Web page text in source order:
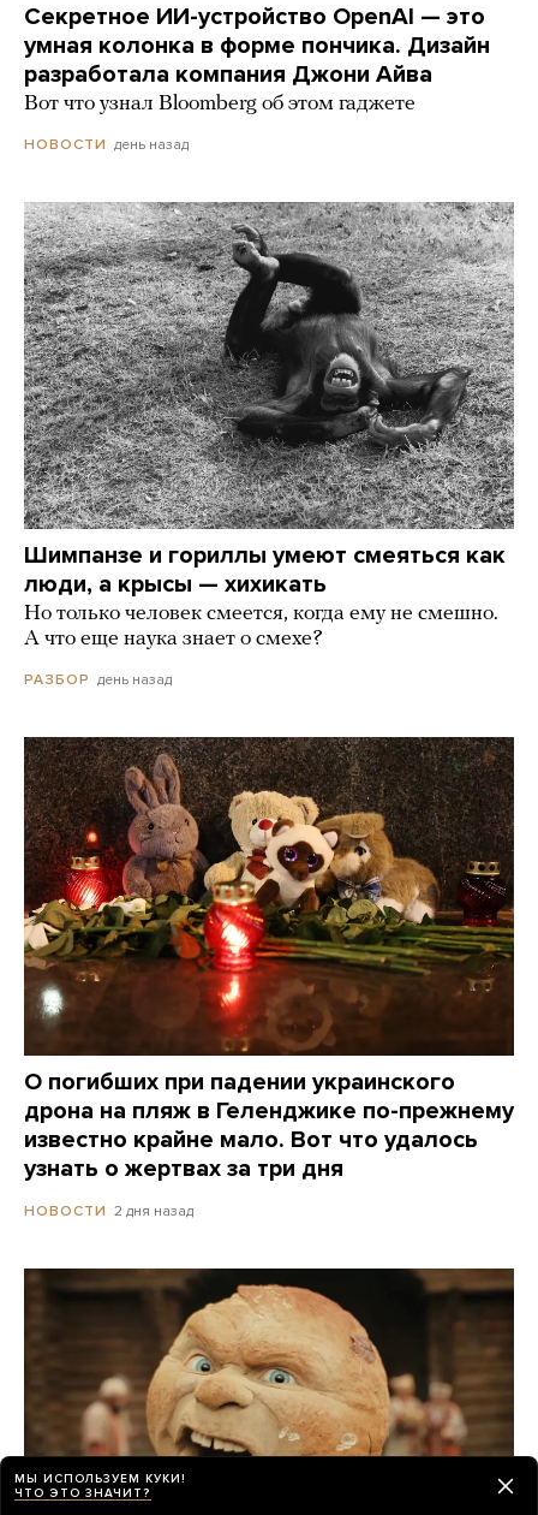
Секретное ИИ-устройство OpenAI — это
умная колонка в форме пончика. Дизайн
разработала компания Джони Айва
Вот что узнал Bloomberg об этом гаджете
НОВОСТИ день назад
Шимпанзе и гориллы умеют смеяться как
люди, а крысы — хихикать
Но только человек смеется, когда ему не смешно.
А что еще наука знает о смехе?
РАЗБОР день назад
О погибших при падении украинского
дрона на пляж в Геленджике по-прежнему
известно крайне мало. Вот что удалось
узнать о жертвах за три дня
НОВОСТИ 2 дня назад
МЫ ИСПОЛЬЗУЕМ КУКИ!
ЧТО ЭТО ЗНАЧИТ?